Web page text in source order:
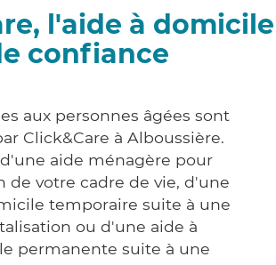
l'aide à domicile
confiance
aux personnes âgées sont
Click&Care à Alboussière.
aide ménagère pour
de votre cadre de vie, d'une
temporaire suite à une
ou d'une aide à
permanente suite à une